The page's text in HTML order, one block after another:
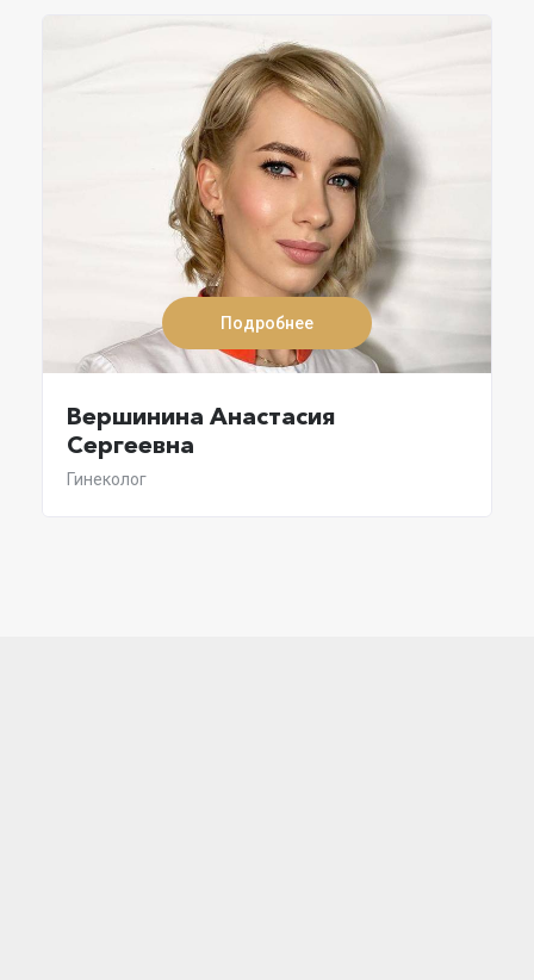
Подробнее
Вершинина Анастасия
Сергеевна
Гинеколог